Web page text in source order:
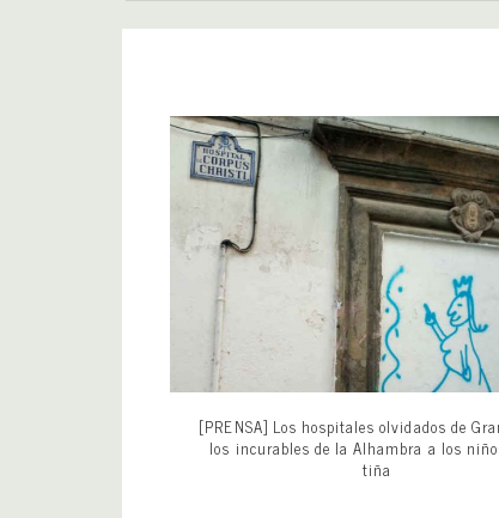
[PRENSA] Los hospitales olvidados de
los incurables de la Alhambra a los
tiña